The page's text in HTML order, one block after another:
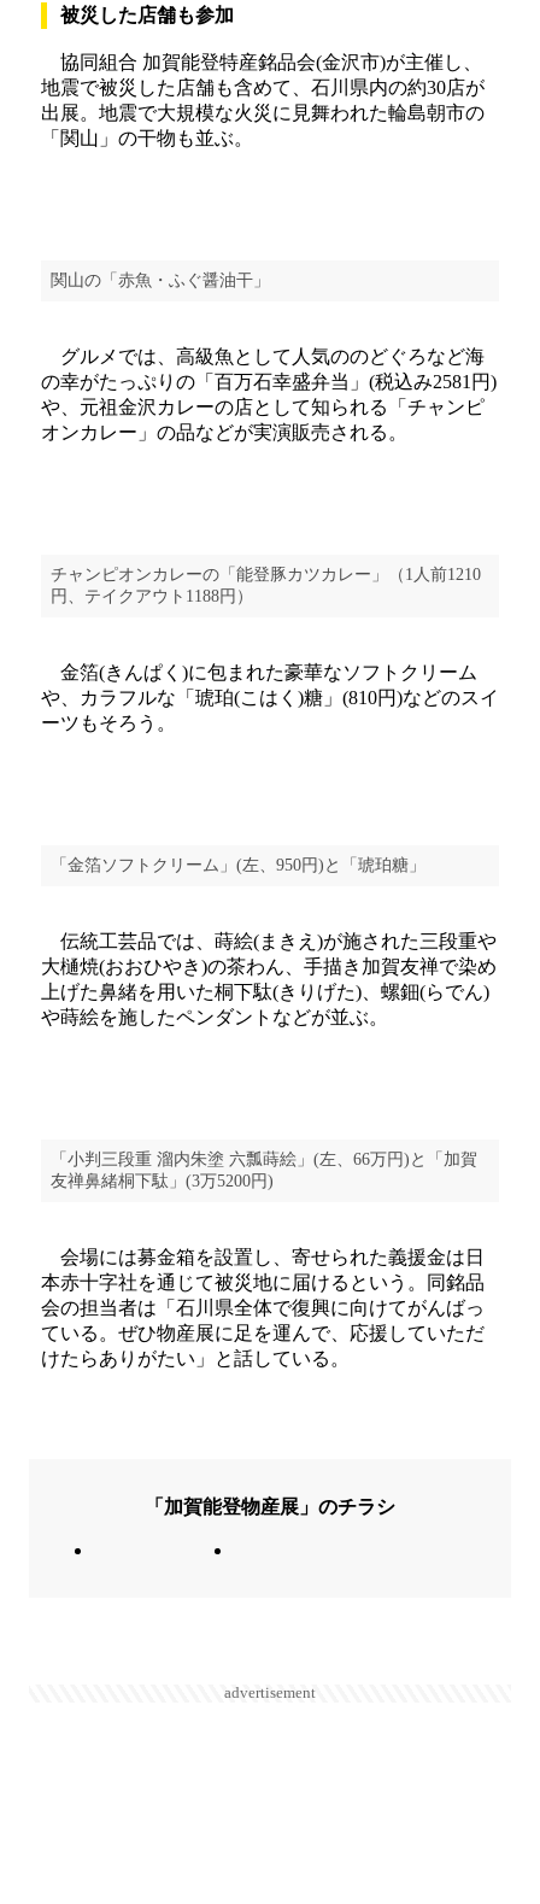
被災した店舗も参加
協同組合 加賀能登特産銘品会(金沢市)が主催し、
地震で被災した店舗も含めて、石川県内の約30店が
出展。地震で大規模な火災に見舞われた輪島朝市の
「関山」の干物も並ぶ。
関山の「赤魚・ふぐ醤油干」
グルメでは、高級魚として人気ののどぐろなど海
の幸がたっぷりの「百万石幸盛弁当」(税込み2581円)
や、元祖金沢カレーの店として知られる「チャンピ
オンカレー」の品などが実演販売される。
チャンピオンカレーの「能登豚カツカレー」（1人前1210
円、テイクアウト1188円）
金箔(きんぱく)に包まれた豪華なソフトクリーム
や、カラフルな「琥珀(こはく)糖」(810円)などのスイ
ーツもそろう。
「金箔ソフトクリーム」(左、950円)と「琥珀糖」
伝統工芸品では、蒔絵(まきえ)が施された三段重や
大樋焼(おおひやき)の茶わん、手描き加賀友禅で染め
上げた鼻緒を用いた桐下駄(きりげた)、螺鈿(らでん)
や蒔絵を施したペンダントなどが並ぶ。
「小判三段重 溜内朱塗 六瓢蒔絵」(左、66万円)と「加賀
友禅鼻緒桐下駄」(3万5200円)
会場には募金箱を設置し、寄せられた義援金は日
本赤十字社を通じて被災地に届けるという。同銘品
会の担当者は「石川県全体で復興に向けてがんばっ
ている。ぜひ物産展に足を運んで、応援していただ
けたらありがたい」と話している。
「加賀能登物産展」のチラシ
advertisement